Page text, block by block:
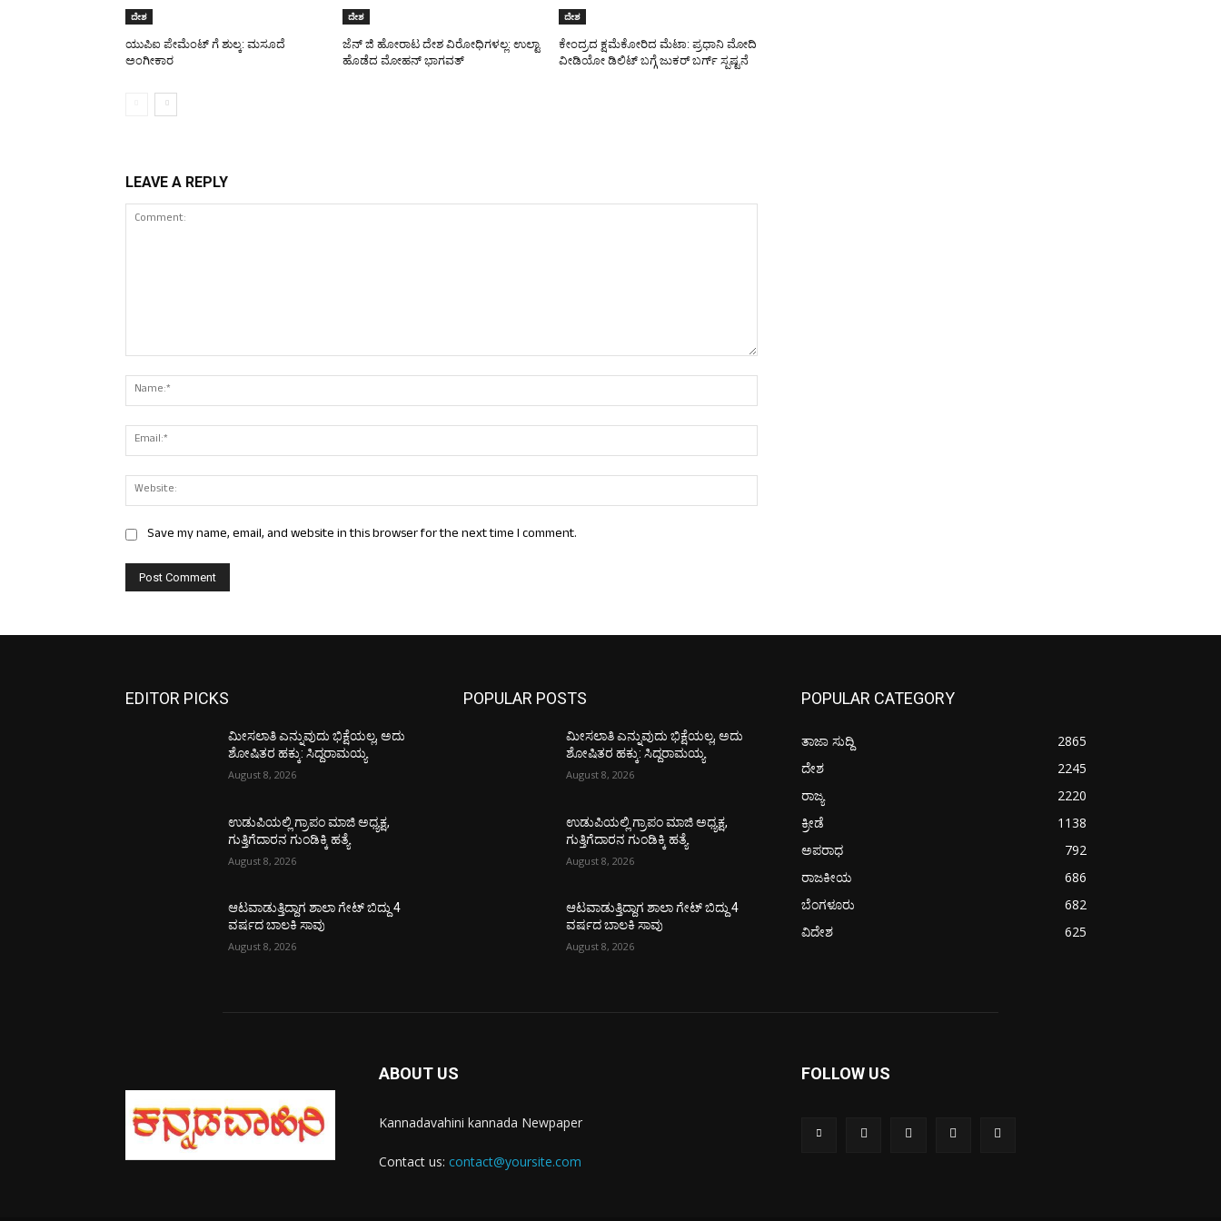
ದೇಶ
ಯುಪಿಐ ಪೇಮೆಂಟ್ ಗೆ ಶುಲ್ಕ: ಮಸೂದೆ
ಅಂಗೀಕಾರ
ದೇಶ
ಜೆನ್ ಜಿ ಹೋರಾಟ ದೇಶ ವಿರೋಧಿಗಳಲ್ಲ: ಉಲ್ಟಾ
ಹೊಡೆದ ಮೋಹನ್ ಭಾಗವತ್
ದೇಶ
ಕೇಂದ್ರದ ಕ್ಷಮೆಕೋರಿದ ಮೆಟಾ: ಪ್ರಧಾನಿ ಮೋದಿ
ವೀಡಿಯೋ ಡಿಲಿಟ್ ಬಗ್ಗೆ ಜುಕರ್ ಬರ್ಗ್ ಸ್ಪಷ್ಟನೆ
LEAVE A REPLY
Save my name, email, and website in this browser for the next time I comment.
EDITOR PICKS
ಮೀಸಲಾತಿ ಎನ್ನುವುದು ಭಿಕ್ಷೆಯಲ್ಲ, ಅದು
ಶೋಷಿತರ ಹಕ್ಕು: ಸಿದ್ದರಾಮಯ್ಯ
August 8, 2026
ಉಡುಪಿಯಲ್ಲಿ ಗ್ರಾಪಂ ಮಾಜಿ ಅಧ್ಯಕ್ಷ,
ಗುತ್ತಿಗೆದಾರನ ಗುಂಡಿಕ್ಕಿ ಹತ್ಯೆ
August 8, 2026
ಆಟವಾಡುತ್ತಿದ್ದಾಗ ಶಾಲಾ ಗೇಟ್‌ ಬಿದ್ದು 4
ವರ್ಷದ ಬಾಲಕಿ ಸಾವು
August 8, 2026
POPULAR POSTS
ಮೀಸಲಾತಿ ಎನ್ನುವುದು ಭಿಕ್ಷೆಯಲ್ಲ, ಅದು
ಶೋಷಿತರ ಹಕ್ಕು: ಸಿದ್ದರಾಮಯ್ಯ
August 8, 2026
ಉಡುಪಿಯಲ್ಲಿ ಗ್ರಾಪಂ ಮಾಜಿ ಅಧ್ಯಕ್ಷ,
ಗುತ್ತಿಗೆದಾರನ ಗುಂಡಿಕ್ಕಿ ಹತ್ಯೆ
August 8, 2026
ಆಟವಾಡುತ್ತಿದ್ದಾಗ ಶಾಲಾ ಗೇಟ್‌ ಬಿದ್ದು 4
ವರ್ಷದ ಬಾಲಕಿ ಸಾವು
August 8, 2026
POPULAR CATEGORY
ತಾಜಾ ಸುದ್ದಿ
2865
ದೇಶ
2245
ರಾಜ್ಯ
2220
ಕ್ರೀಡೆ
1138
ಅಪರಾಧ
792
ರಾಜಕೀಯ
686
ಬೆಂಗಳೂರು
682
ವಿದೇಶ
625
ABOUT US
Kannadavahini kannada Newpaper
Contact us: contact@yoursite.com
FOLLOW US